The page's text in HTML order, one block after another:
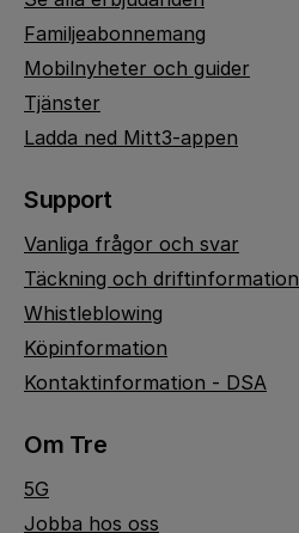
Familjeabonnemang
Mobilnyheter och guider
Tjänster
Ladda ned Mitt3-appen
Support
Vanliga frågor och svar
Täckning och driftinformation
Whistleblowing
Köpinformation
Kontaktinformation - DSA
Om Tre
5G
Jobba hos oss